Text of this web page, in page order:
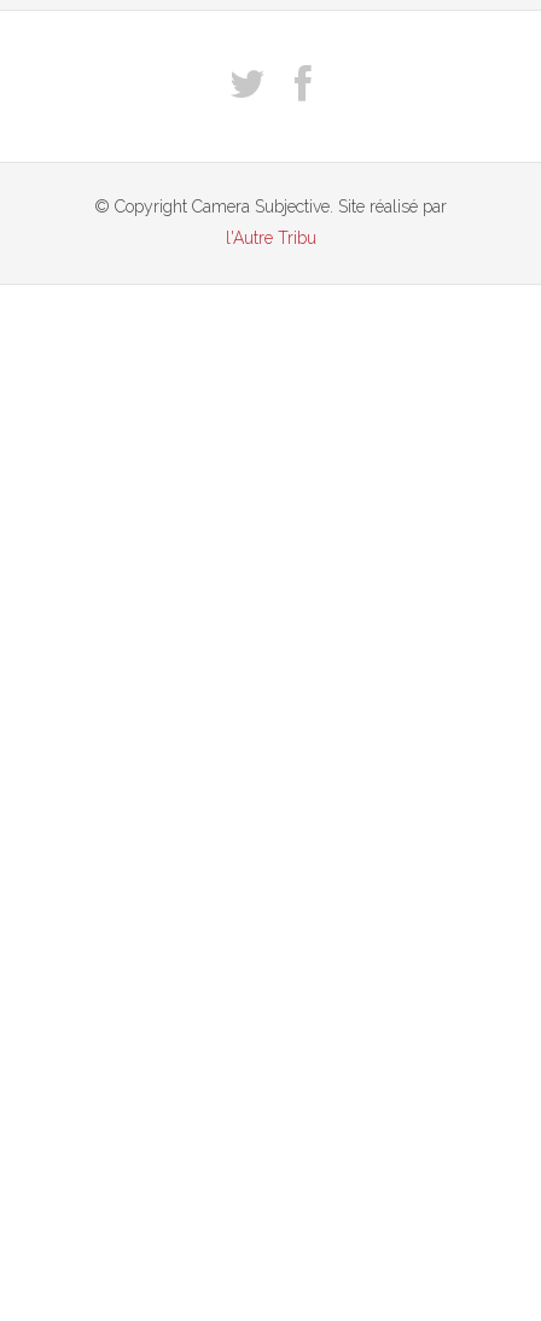
© Copyright Camera Subjective. Site réalisé par
l'Autre Tribu